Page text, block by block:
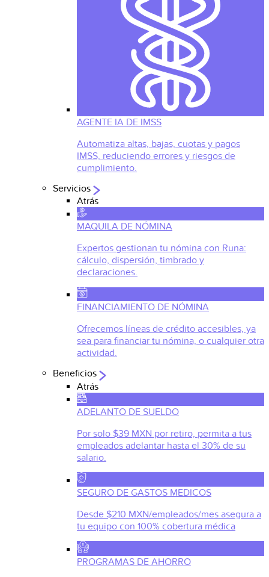
AGENTE IA DE IMSS
Automatiza altas, bajas, cuotas y pagos
IMSS, reduciendo errores y riesgos de
cumplimiento.
Servicios
Atrás
MAQUILA DE NÓMINA
Expertos gestionan tu nómina con Runa:
cálculo, dispersión, timbrado y
declaraciones.
FINANCIAMIENTO DE NÓMINA
Ofrecemos líneas de crédito accesibles, ya
sea para financiar tu nómina, o cualquier otra
actividad.
Beneficios
Atrás
ADELANTO DE SUELDO
Por solo $39 MXN por retiro, permita a tus
empleados adelantar hasta el 30% de su
salario.
SEGURO DE GASTOS MEDICOS
Desde $210 MXN/empleados/mes asegura a
tu equipo con 100% cobertura médica
PROGRAMAS DE AHORRO